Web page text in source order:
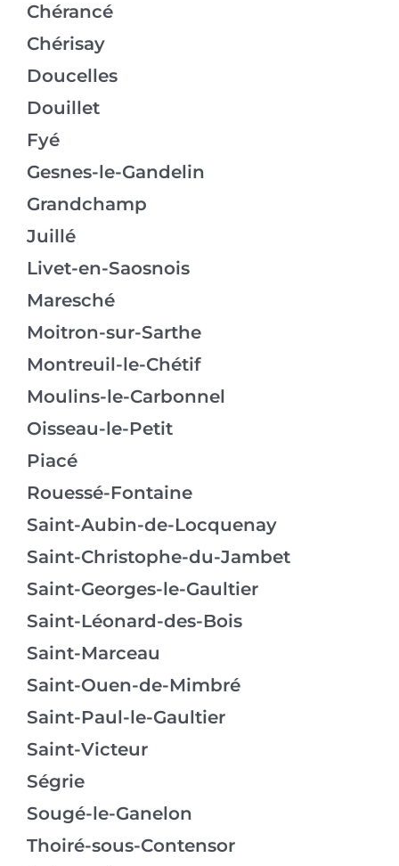
Chérancé
Chérisay
Doucelles
Douillet
Fyé
Gesnes-le-Gandelin
Grandchamp
Juillé
Livet-en-Saosnois
Maresché
Moitron-sur-Sarthe
Montreuil-le-Chétif
Moulins-le-Carbonnel
Oisseau-le-Petit
Piacé
Rouessé-Fontaine
Saint-Aubin-de-Locquenay
Saint-Christophe-du-Jambet
Saint-Georges-le-Gaultier
Saint-Léonard-des-Bois
Saint-Marceau
Saint-Ouen-de-Mimbré
Saint-Paul-le-Gaultier
Saint-Victeur
Ségrie
Sougé-le-Ganelon
Thoiré-sous-Contensor